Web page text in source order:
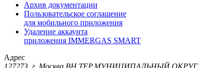
Архив документации
Пользовательское соглашение
для мобильного приложения
Удаление аккаунта
приложения IMMERGAS SMART
Адрес
127273, г. Москва ВН.ТЕР.МУНИЦИПАЛЬНЫЙ ОКРУГ